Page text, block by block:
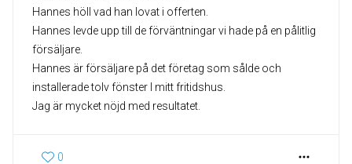
Hannes höll vad han lovat i offerten.
Hannes levde upp till de förväntningar vi hade på en pålitlig
försäljare.
Hannes är försäljare på det företag som sålde och
installerade tolv fönster I mitt fritidshus.
Jag är mycket nöjd med resultatet.
0